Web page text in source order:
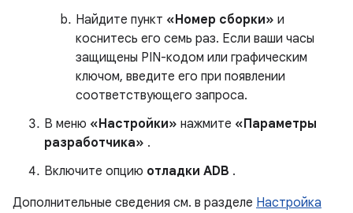
Найдите пункт «Номер сборки» и
коснитесь его семь раз. Если ваши часы
защищены PIN-кодом или графическим
ключом, введите его при появлении
соответствующего запроса.
В меню «Настройки» нажмите «Параметры
разработчика» .
Включите опцию отладки ADB .
Дополнительные сведения см. в разделе Настройка